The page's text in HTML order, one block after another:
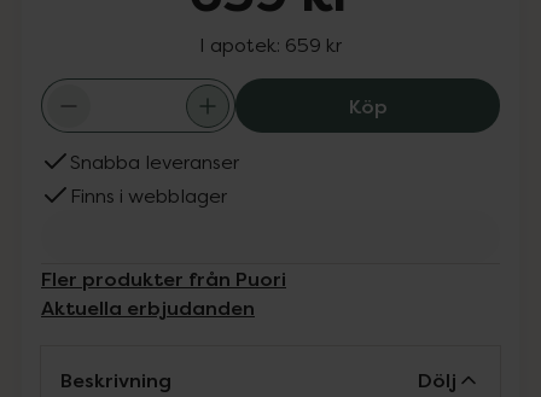
I apotek: 659 kr
KöpPuori P3
Snabba leveranser
Finns i webblager
Fler produkter från Puori
Aktuella erbjudanden
Beskrivning Dölj